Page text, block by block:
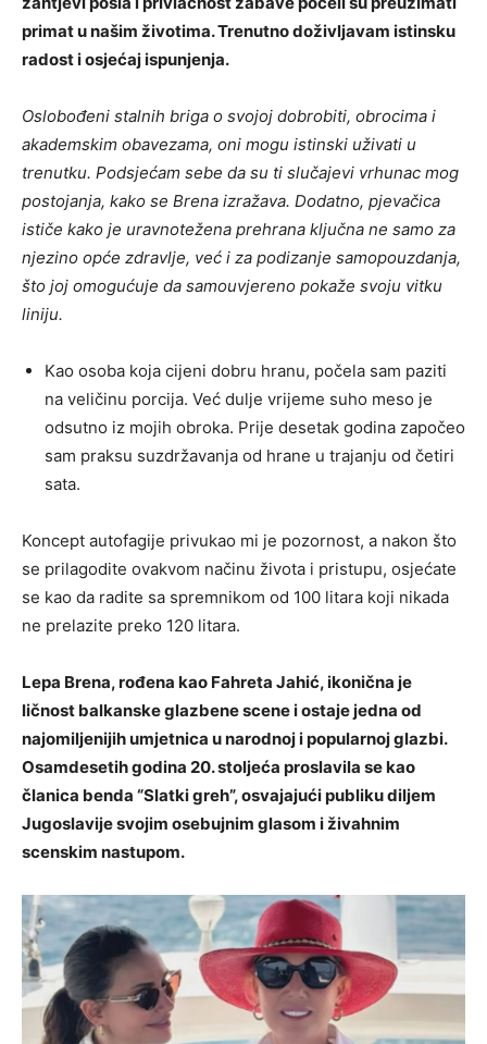
primat u našim životima. Trenutno doživljavam istinsku
radost i osjećaj ispunjenja.
Oslobođeni stalnih briga o svojoj dobrobiti, obrocima i
akademskim obavezama, oni mogu istinski uživati ​​u
trenutku. Podsjećam sebe da su ti slučajevi vrhunac mog
postojanja, kako se Brena izražava. Dodatno, pjevačica
ističe kako je uravnotežena prehrana ključna ne samo za
njezino opće zdravlje, već i za podizanje samopouzdanja,
što joj omogućuje da samouvjereno pokaže svoju vitku
liniju.
Kao osoba koja cijeni dobru hranu, počela sam paziti
na veličinu porcija. Već dulje vrijeme suho meso je
odsutno iz mojih obroka. Prije desetak godina započeo
sam praksu suzdržavanja od hrane u trajanju od četiri
sata.
Koncept autofagije privukao mi je pozornost, a nakon što
se prilagodite ovakvom načinu života i pristupu, osjećate
se kao da radite sa spremnikom od 100 litara koji nikada
ne prelazite preko 120 litara.
Lepa Brena, rođena kao Fahreta Jahić, ikonična je
ličnost balkanske glazbene scene i ostaje jedna od
najomiljenijih umjetnica u narodnoj i popularnoj glazbi.
Osamdesetih godina 20. stoljeća proslavila se kao
članica benda “Slatki greh”, osvajajući publiku diljem
Jugoslavije svojim osebujnim glasom i živahnim
scenskim nastupom.